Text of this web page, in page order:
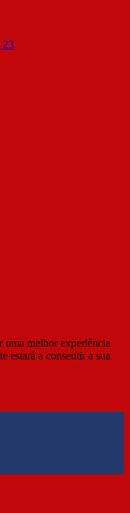
23
uma melhor experiência
estará a consentir a sua